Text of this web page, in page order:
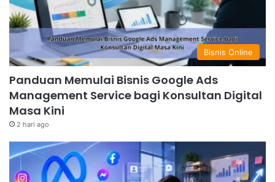
Bisnis Online
Panduan Memulai Bisnis Google Ads
Management Service bagi Konsultan Digital
Masa Kini
2 hari ago